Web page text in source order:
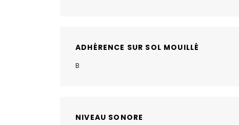
ADHÉRENCE SUR SOL MOUILLÉ
B
NIVEAU SONORE